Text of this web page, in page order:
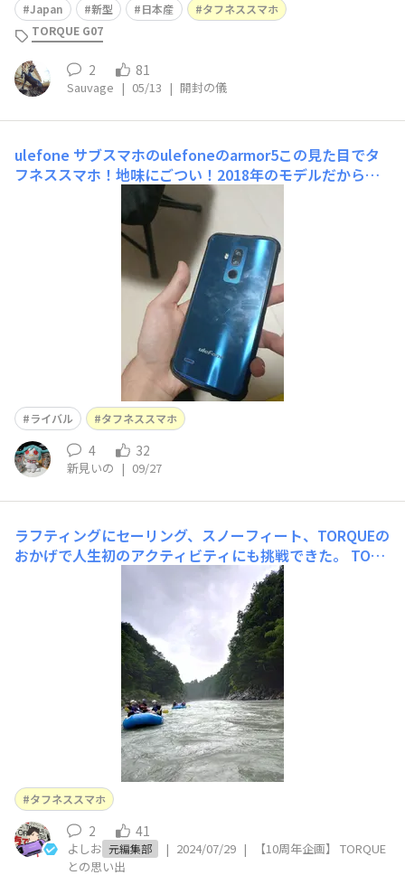
Japan
新型 日本産
タフネススマホ
TORQUE G07
2 81
Sauvage | 05/13 | 開封の儀
ulefone サブスマホのulefoneのarmor5この見た目でタ
フネススマホ！地味にごつい！2018年のモデルだから期
待してなかったけど普通に良機です！でもTORQUEの方が
使い勝手がいいね！
ライバル タフネススマホ
4 32
新見いの | 09/27
ラフティングにセーリング、スノーフィート、TORQUEの
おかげで人生初のアクティビティにも挑戦できた。
TORQ
UEがあれば一歩踏み出せる 入社するまでTORQUEを知
らなかった私ですが、TORQUEを持つことで、これまでよ
りアウトドアやスポーツに挑戦できるようになりました。
TORQUEに出会ったことをきっかけに、この数年でたく
さんの初体験をしました。例えば、以下のようなスポーツ
です。皆さんはやった
タフネススマホ
2 41
よしお 元編集部 | 2024/07/29 |
【10周年企画】 TORQUE
との思い出